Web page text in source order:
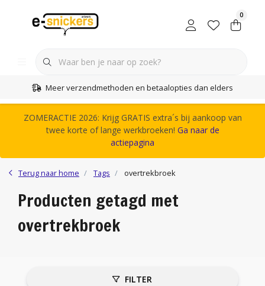
0
Meer verzendmethoden en betaalopties dan elders
ZOMERACTIE 2026: Krijg GRATIS extra´s bij aankoop van
twee korte of lange werkbroeken! Ga naar de
actiepagina
Terug naar home Tags overtrekbroek
Producten getagd met
overtrekbroek
FILTER